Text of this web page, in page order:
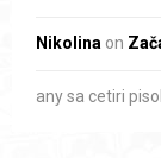
Nikolina on
any sa cetiri